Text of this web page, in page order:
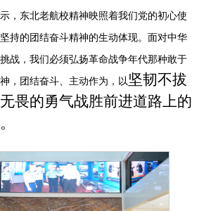
，东北老航校精神映照着我们党的初心使
持的团结奋斗精神的生动体现。面对中华
战，我们必须弘扬革命战争年代那种敢于
，团结奋斗、主动作为，以 坚韧不拔
畏的勇气战胜前进道路上的